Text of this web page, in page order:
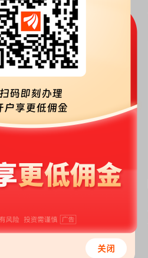
（隆众资讯）
北鸡蛋均价5.88元/公斤，与昨
蛋均价6.40元/公斤，与昨日价
价格较昨日下跌400元/吨，中间
：1、螺纹：价格不动，现
/吨，Φ12mm加价100元/吨，
加价60元/吨，Φ36、Φ40mm
厂价格在HRB400基础上加价
10mm盘螺执行价格
3、对3-1期完成计划螺纹钢追